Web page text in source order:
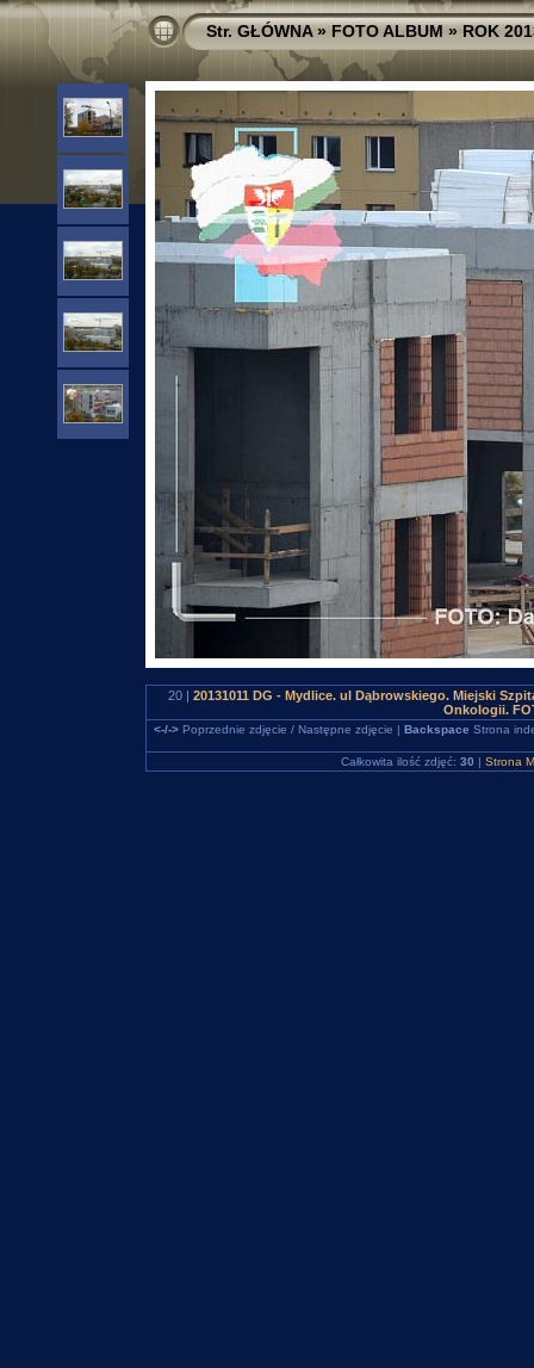
Str. GŁÓWNA»FOTO ALBUM»ROK
20 | 20131011 DG - Mydlice. ul Dąbrowskiego. Miejski
Onkologii.
<-/->Poprzednie zdjęcie / Następne zdjęcie | Backspace Strona
Całkowita ilość zdjęć: 30 | Strona